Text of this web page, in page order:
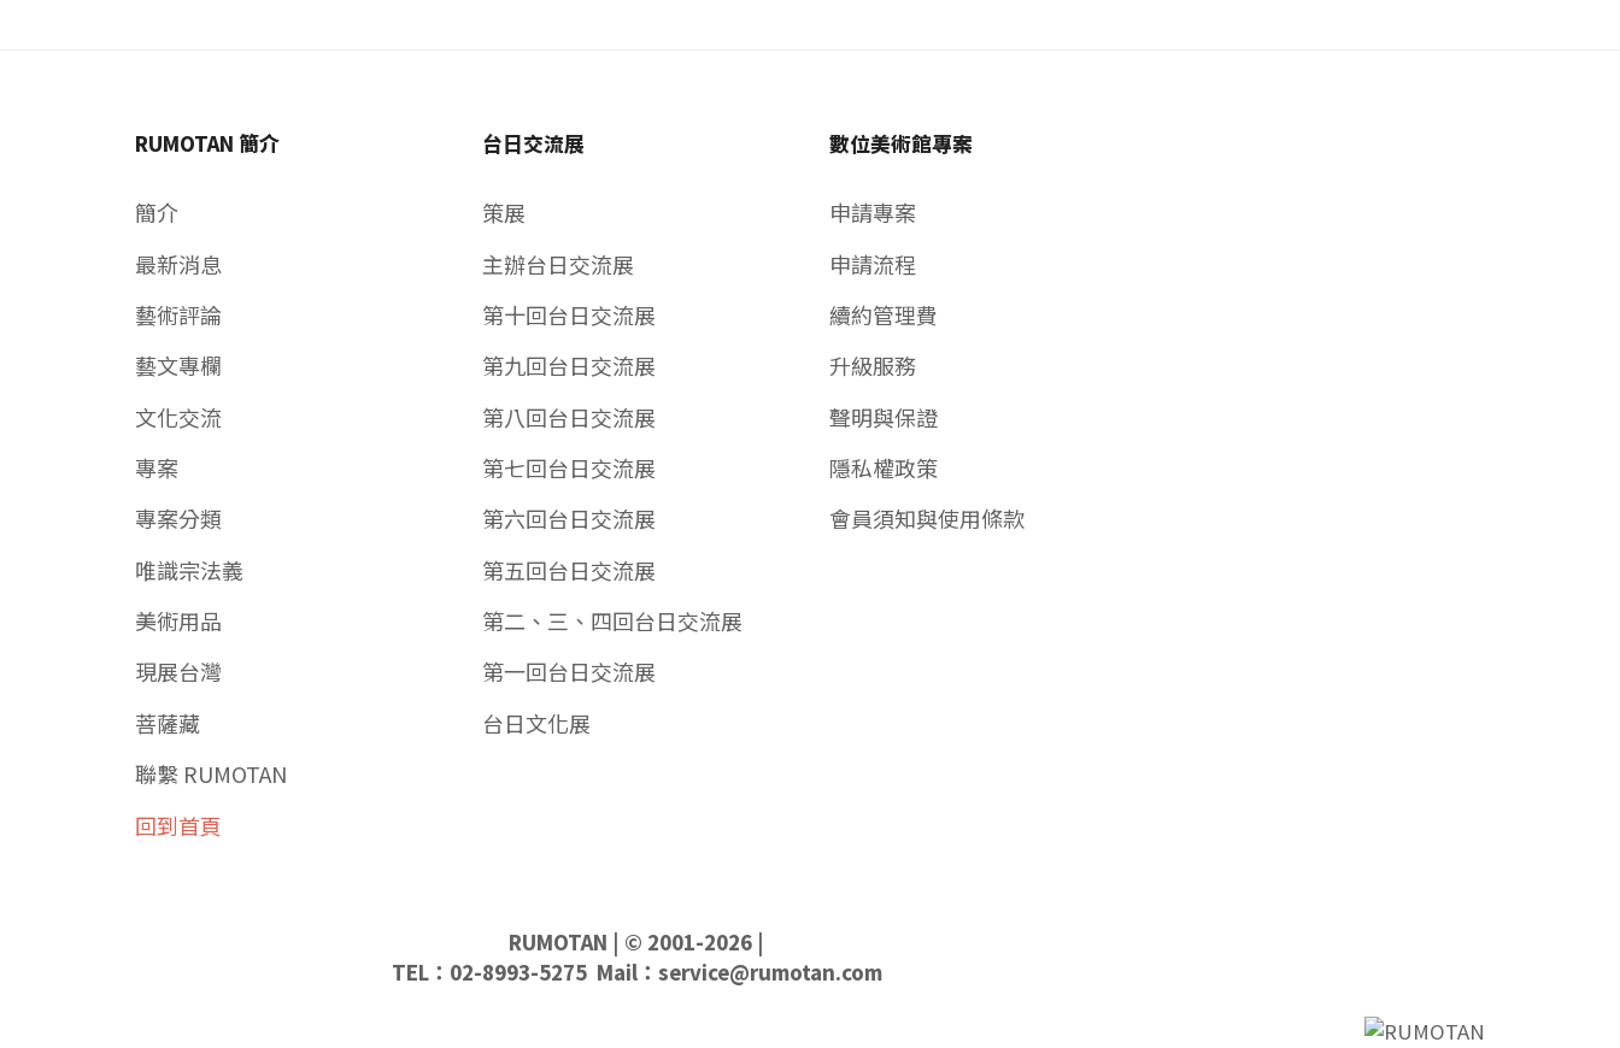
RUMOTAN 簡介
簡介
最新消息
藝術評論
藝文專欄
文化交流
專案
專案分類
唯識宗法義
美術用品
現展台灣
菩薩藏
聯繫 RUMOTAN
回到首頁
台日交流展
策展
主辦台日交流展
第十回台日交流展
第九回台日交流展
第八回台日交流展
第七回台日交流展
第六回台日交流展
第五回台日交流展
第二、三、四回台日交流展
第一回台日交流展
台日文化展
數位美術館專案
申請專案
申請流程
續約管理費
升級服務
聲明與保證
隱私權政策
會員須知與使用條款
RUMOTAN | © 2001-2026 |
TEL：02-8993-5275 Mail： service@rumotan.com